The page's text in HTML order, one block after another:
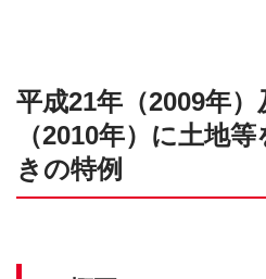
平成21年（2009年
（2010年）に土地
きの特例